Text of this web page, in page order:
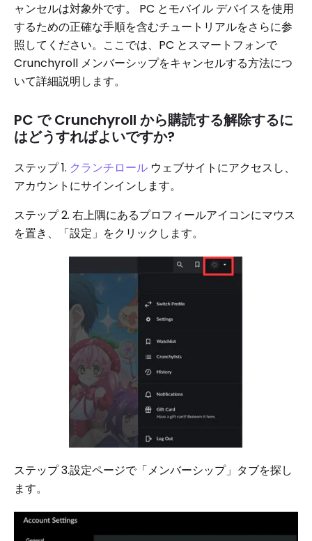
ャンセルは対象外です。 PC とモバイル デバイスを使用
するための正確な手順を含むチュートリアルをさらに参
照してください。ここでは、PC とスマートフォンで
Crunchyroll メンバーシップをキャンセルする方法につ
いて詳細説明します。
PC で Crunchyroll から購読する解除するに
はどうすればよいですか?
ステップ 1. クランチロール ウェブサイトにアクセスし、
アカウントにサインインします。
ステップ 2. 右上隅にあるプロフィールアイコンにマウス
を置き、「設定」をクリックします。
ステップ 3.設定ページで「メンバーシップ」タブを探し
ます。